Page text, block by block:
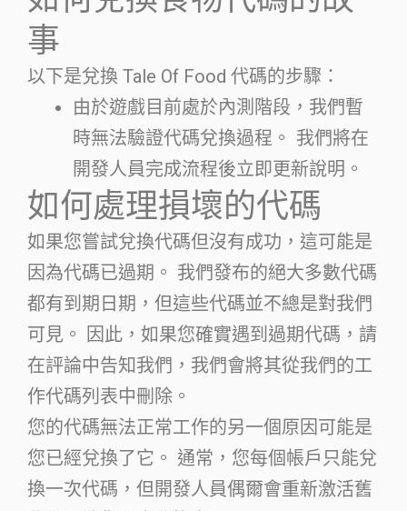
事
以下是兌換 Tale Of Food 代碼的步驟：
由於遊戲目前處於內測階段，我們暫
時無法驗證代碼兌換過程。 我們將在
開發人員完成流程後立即更新說明。
如何處理損壞的代碼
如果您嘗試兌換代碼但沒有成功，這可能是
因為代碼已過期。 我們發布的絕大多數代碼
都有到期日期，但這些代碼並不總是對我們
可見。 因此，如果您確實遇到過期代碼，請
在評論中告知我們，我們會將其從我們的工
作代碼列表中刪除。
您的代碼無法正常工作的另一個原因可能是
您已經兌換了它。 通常，您每個帳戶只能兌
換一次代碼，但開發人員偶爾會重新激活舊